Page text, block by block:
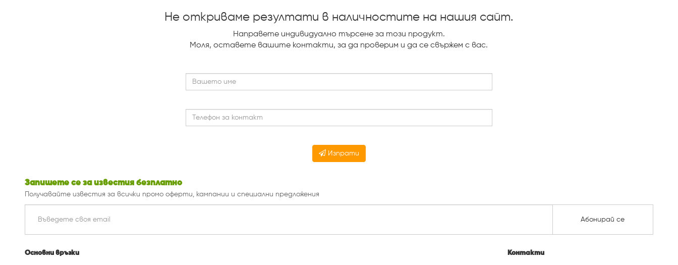
Не откриваме резултати в наличностите на нашия сайт.
Направете индивидуално търсене за този продукт.
Mоля, оставете вашите контакти, за да проверим и да се свържем с вас.
Изпрати
Запишете се за известия безплатно
Получавайте известия за всички промо оферти, кампании и специални предложения
Абонирай се
Основни връзки Контакти